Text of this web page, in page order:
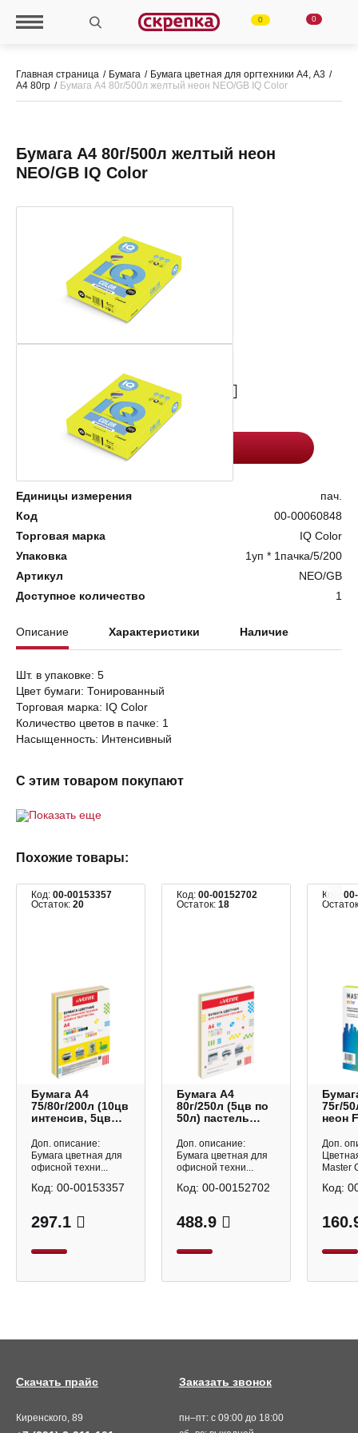
0 0
Главная страница Бумага
Бумага цветная для оргтехники А4, А3
А4 80гр
Бумага А4 80г/500л желтый неон NEO/GВ IQ Color
3057.5
Добавить в корзину
Бумага А4 80г/500л желтый неон
NEO/GВ IQ Color
Единицы измерения
пач.
Код
00-00060848
Торговая марка
IQ Color
Упаковка
1уп * 1пачка/5/200
Артикул
NEO/GВ
Доступное количество
1
Описание Характеристики Наличие
Шт. в упаковке: 5
Цвет бумаги: Тонированный
Торговая марка: IQ Color
Количество цветов в пачке: 1
Насыщенность: Интенсивный
С этим товаром покупают
Показать еще
Похожие товары:
Код: 00-00153357
Остаток: 20
Бумага А4
75/80г/200л (10цв
интенсив, 5цв
неон) 2072507
deVENTE
Доп. описание:
Бумага цветная для
офисной техни...
297.1
Код: 00-00153357
Код: 00-00152702
Остаток: 18
Бумага А4
80г/250л (5цв по
50л) пастель
Доп. описание:
Бумага цветная для
офисной техни...
488.9
Код: 00-00152702
Код:
75г/
неон
Доп.
Master
Код:
Киренского, 89
пн–пт: с 09:00 до 18:00
Заказать звонок
Скачать прайс